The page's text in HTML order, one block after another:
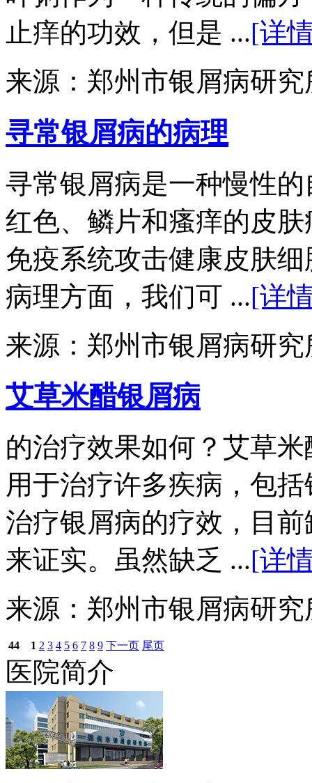
止痒的功效，但是 ...[详
来源：郑州市银屑病研
寻常银屑病的病理
寻常银屑病是一种慢性
红色、鳞片和瘙痒的皮
免疫系统攻击健康皮肤
病理方面，我们可 ...[详
来源：郑州市银屑病研
艾草米醋银屑病
的治疗效果如何？艾草
用于治疗许多疾病，包
治疗银屑病的疗效，目
来证实。虽然缺乏 ...[详
来源：郑州市银屑病研
44 1 2 3 4 5 6 7 8 9 下一页 尾页
医院简介